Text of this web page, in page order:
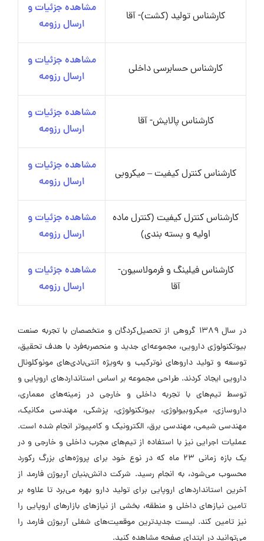
کارشناس تولید (کشت)- آقا
مشاهده جزئیات و
ارسال رزومه
کارشناس حسابرسی داخلی
مشاهده جزئیات و
ارسال رزومه
کارشناس پالایش- آقا
مشاهده جزئیات و
ارسال رزومه
کارشناس کنترل کیفیت – میکروبی
مشاهده جزئیات و
ارسال رزومه
کارشناس کنترل کیفیت (کنترل ماده
اولیه و بسته بندی)
مشاهده جزئیات و
ارسال رزومه
کارشناس فیلینگ و فرمولاسیون-
آقا
مشاهده جزئیات و
ارسال رزومه
در سال ۱۳۸۹ گروهی از تحصیل‌کردگان و متخصصان با تجربه صنعت
بیوتکنولوژی دارویی، مجموعه‌ای جدید و منحصر‌به‌فرد با هدف تحقیق،
توسعه و تولید داروهای نوترکیب و به‌ویژه آنتی‌بادی‌های مونوکلونال
دارویی ایجاد کردند. طراحی مجموعه بر اساس استانداردهای اروپایی و
توسط تیم‌های با تجربه داخلی و خارجی در زمینه‌های معماری،
داروسازی، میکروبیولوژی، بیوتکنولوژی، پزشکی، مهندسی مکانیک،
مهندسی شیمی، مهندسی برق، الکترونیک و کامپیوتر انجام شده است.
عملیات اجرایی نیز با استفاده از تیم‌های مجرب داخلی و خارجی و در
یک بازه زمانی ۲۳ ماه که در نوع خود برای پروژه‌های بزرگ رکورد
محسوب می‌شود، به انجام رسید. شرکت دانش‌بنیان آریوژن فارمد از
آخرین استانداردهای اروپایی برای تولید دارو بهره می‌برد تا علاوه بر
تامین نیازهای داخلی و منطقه، بخشی از نیازهای بازارهای اروپایی را
نیز تامین کند. لیست جدیدترین موقعیت‌های شغلی آریوژن فارمد را
می‌توانید در ابتدای صفحه مشاهده کنید.